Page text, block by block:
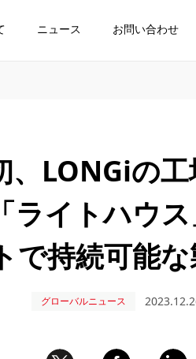
ニュース お問い合わせ
、LONGiの
ライトハウ
で持続可能
グローバルニュース